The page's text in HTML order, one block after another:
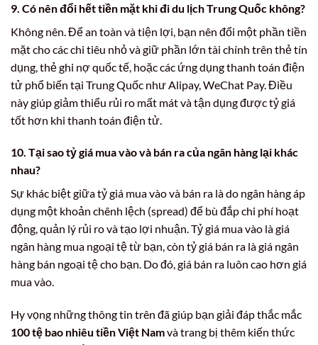
9. Có nên đổi hết tiền mặt khi đi du lịch Trung Quốc không?
Không nên. Để an toàn và tiện lợi, bạn nên đổi một phần tiền
mặt cho các chi tiêu nhỏ và giữ phần lớn tài chính trên thẻ tín
dụng, thẻ ghi nợ quốc tế, hoặc các ứng dụng thanh toán điện
tử phổ biến tại Trung Quốc như Alipay, WeChat Pay. Điều
này giúp giảm thiểu rủi ro mất mát và tận dụng được tỷ giá
tốt hơn khi thanh toán điện tử.
10. Tại sao tỷ giá mua vào và bán ra của ngân hàng lại khác
nhau?
Sự khác biệt giữa tỷ giá mua vào và bán ra là do ngân hàng áp
dụng một khoản chênh lệch (spread) để bù đắp chi phí hoạt
động, quản lý rủi ro và tạo lợi nhuận. Tỷ giá mua vào là giá
ngân hàng mua ngoại tệ từ bạn, còn tỷ giá bán ra là giá ngân
hàng bán ngoại tệ cho bạn. Do đó, giá bán ra luôn cao hơn giá
mua vào.
Hy vọng những thông tin trên đã giúp bạn giải đáp thắc mắc
100 tệ bao nhiêu tiền Việt Namvà trang bị thêm kiến thức